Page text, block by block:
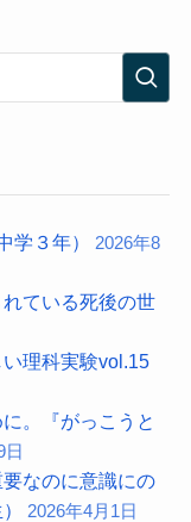
学３年）
2026年8
れている死後の世
理科実験vol.15
。『がっこうと
日
なのに意識にの
2026年4月1日